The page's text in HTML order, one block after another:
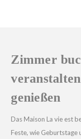
Zimmer
genießen
Das Maison La vie est
Feste, wie Geburtstage